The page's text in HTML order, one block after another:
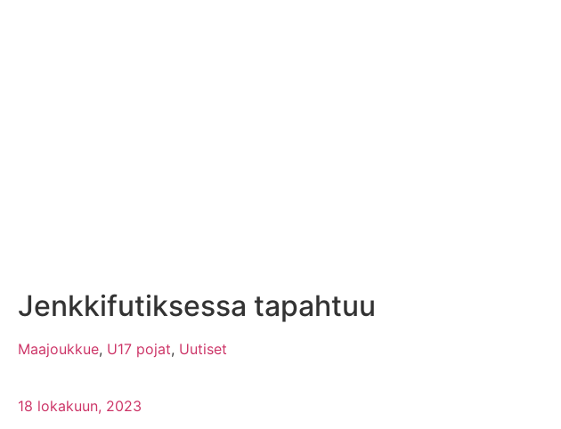
Jenkkifutiksessa tapahtuu
Maajoukkue, U17 pojat, Uutiset
18 lokakuun, 2023